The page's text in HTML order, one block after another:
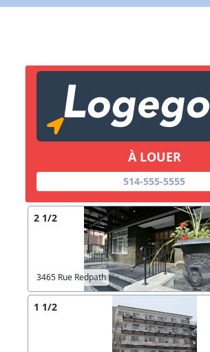
À LOUER
514-555-5555
2 1/2
3465 Rue Redpath
1 1/2
Lien vers inscription (sera inclus
Copier lien
X Fermer